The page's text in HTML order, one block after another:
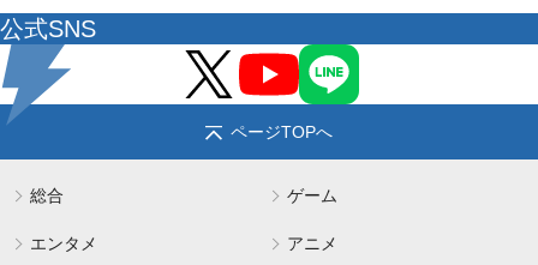
公式SNS
ページTOPへ
総合 ゲーム
エンタメ アニメ